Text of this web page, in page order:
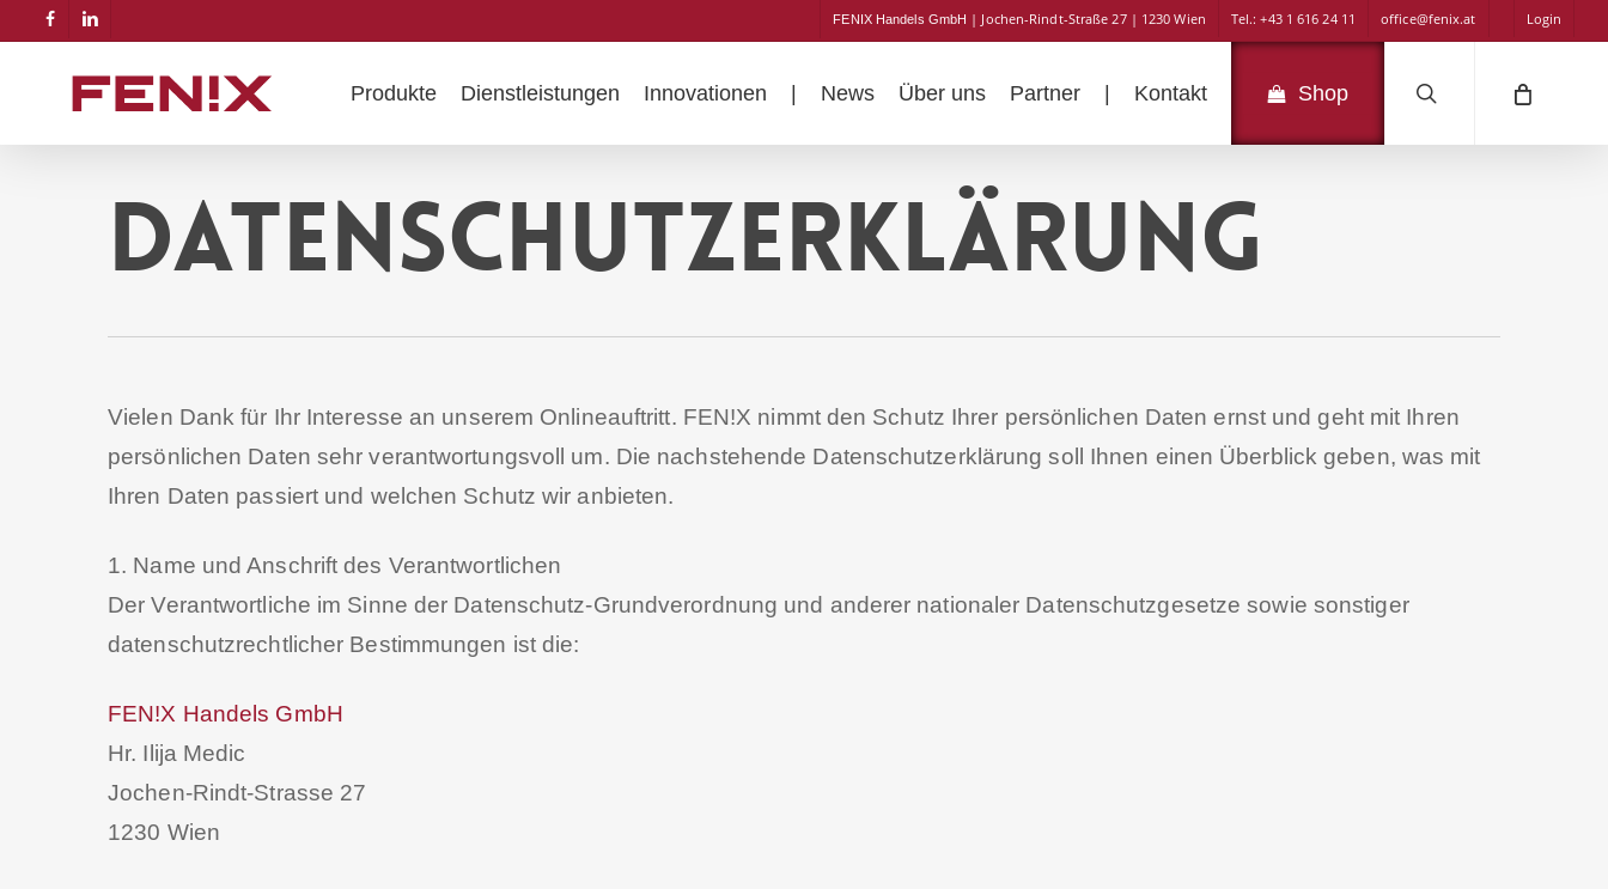
to
facebooklinkedin
FENIX Handels GmbH | Jochen-Rindt-Straße 27 | 1230 Wien Tel.: +43 1 616 24 11 office@fenix.at Login
Produkte Dienstleistungen Innovationen | News Über uns Partner | Kontakt Shop
Datenschutzerklärung
Vielen Dank für Ihr Interesse an unserem Onlineauftritt. FEN!X nimmt den Schutz Ihrer persönlichen Daten ernst und geht mit Ihren
persönlichen Daten sehr verantwortungsvoll um. Die nachstehende Datenschutzerklärung soll Ihnen einen Überblick geben, was mit
Ihren Daten passiert und welchen Schutz wir anbieten.
1. Name und Anschrift des Verantwortlichen
Der Verantwortliche im Sinne der Datenschutz-Grundverordnung und anderer nationaler Datenschutzgesetze sowie sonstiger
datenschutzrechtlicher Bestimmungen ist die:
FEN!X Handels GmbH
Hr. Ilija Medic
Jochen-Rindt-Strasse 27
1230 Wien